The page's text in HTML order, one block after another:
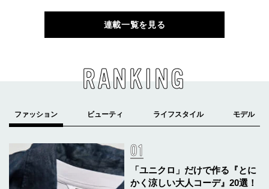
連載一覧を見る
RANKING
「ユニクロ」だけで作る『とに
かく涼しい大人コーデ』20選！